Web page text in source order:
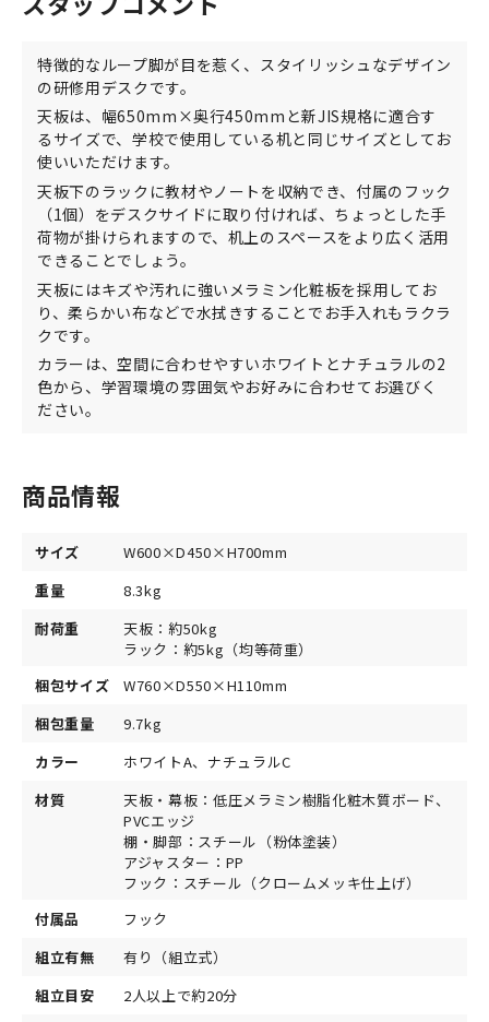
特徴的なループ脚が目を惹く、スタイリッシュなデザイン
の研修用デスクです。
天板は、幅650mm×奥行450mmと新JIS規格に適合す
るサイズで、学校で使用している机と同じサイズとしてお
使いいただけます。
天板下のラックに教材やノートを収納でき、付属のフック
（1個）をデスクサイドに取り付ければ、ちょっとした手
荷物が掛けられますので、机上のスペースをより広く活用
できることでしょう。
天板にはキズや汚れに強いメラミン化粧板を採用してお
り、柔らかい布などで水拭きすることでお手入れもラクラ
クです。
カラーは、空間に合わせやすいホワイトとナチュラルの2
色から、学習環境の雰囲気やお好みに合わせてお選びく
ださい。
商品情報
サイズ
W600×D450×H700mm
重量
8.3kg
耐荷重
天板：約50kg
ラック：約5kg（均等荷重）
梱包サイズ
W760×D550×H110mm
梱包重量
9.7kg
カラー
ホワイトA、ナチュラルC
材質
天板・幕板：低圧メラミン樹脂化粧木質ボード、
PVCエッジ
棚・脚部：スチール（粉体塗装）
アジャスター：PP
フック：スチール（クロームメッキ仕上げ）
付属品
フック
組立有無
有り（組立式）
組立目安
2人以上で約20分